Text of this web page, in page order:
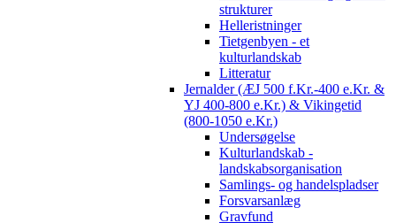
strukturer
Helleristninger
Tietgenbyen - et
kulturlandskab
Litteratur
Jernalder (ÆJ 500 f.Kr.-400 e.Kr. &
YJ 400-800 e.Kr.) & Vikingetid
(800-1050 e.Kr.)
Undersøgelse
Kulturlandskab -
landskabsorganisation
Samlings- og handelspladser
Forsvarsanlæg
Gravfund